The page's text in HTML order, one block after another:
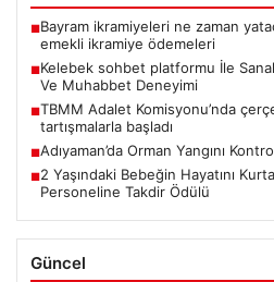
■Bayram ikramiyeleri ne zaman
emekli ikramiye ödemeleri
■Kelebek sohbet platformu İle
Ve Muhabbet Deneyimi
■TBMM Adalet Komisyonu’nda
tartışmalarla başladı
■Adıyaman’da Orman Yangını
■2 Yaşındaki Bebeğin Hayatını
Personeline Takdir Ödülü
Güncel